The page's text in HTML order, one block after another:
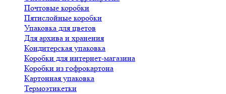
Почтовые коробки
Пятислойные коробки
Упаковка для цветов
Для архива и хранения
Кондитерская упаковка
Коробки для интернет-магазина
Коробки из гофрокартона
Картонная упаковка
Термоэтикетки